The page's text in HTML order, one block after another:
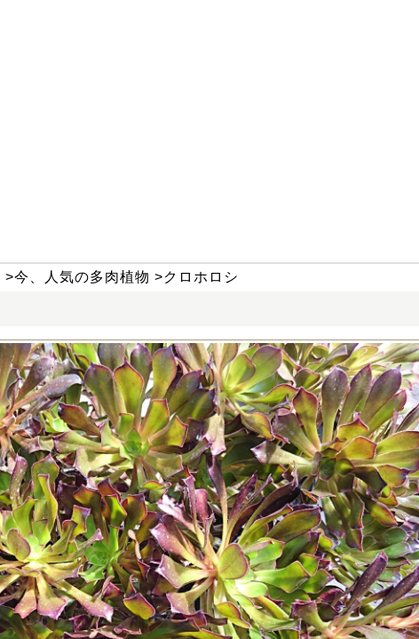
>今、人気の多肉植物 >クロホロシ